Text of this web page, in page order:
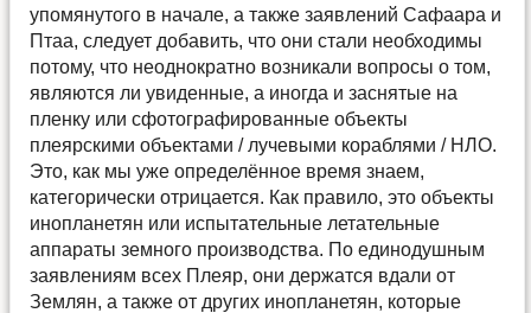
упомянутого в начале, а также заявлений Сафаара и
Птаа, следует добавить, что они стали необходимы
потому, что неоднократно возникали вопросы о том,
являются ли увиденные, а иногда и заснятые на
пленку или сфотографированные объекты
плеярскими объектами / лучевыми кораблями / НЛО.
Это, как мы уже определённое время знаем,
категорически отрицается. Как правило, это объекты
инопланетян или испытательные летательные
аппараты земного производства. По единодушным
заявлениям всех Плеяр, они держатся вдали от
Землян, а также от других инопланетян, которые